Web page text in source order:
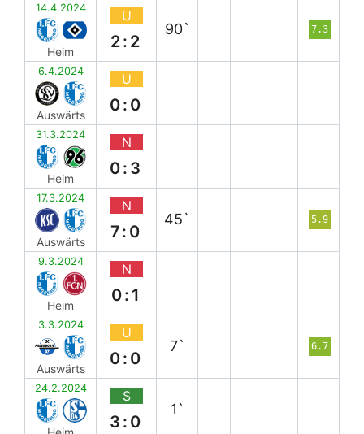
14.4.2024
Heim
U
2:2
90` 7.3
6.4.2024
Auswärts
U
0:0
31.3.2024
Heim
N
0:3
17.3.2024
Auswärts
N
7:0
45` 5.9
9.3.2024
Heim
N
0:1
3.3.2024
Auswärts
U
0:0
7` 6.7
24.2.2024 S
3:0
1`